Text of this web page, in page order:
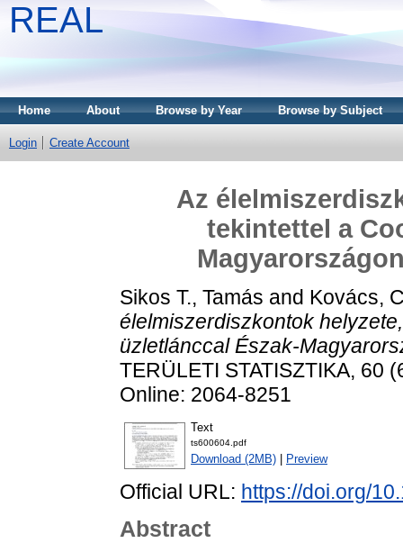
REAL
Home About Browse by Year Browse by Subject
Login Create Account
Az
tekintettel a
Sikos T., Tamás and Kovács,
élelmiszerdiszkontok
üzletlánccal Észak-
TERÜLETI STATISZTIKA, 60
Online: 2064-8251
Text
ts600604.pdf
Download (2MB) Preview
Official URL: https://doi.org/
Abstract